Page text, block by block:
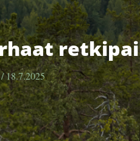
/18.7.2025